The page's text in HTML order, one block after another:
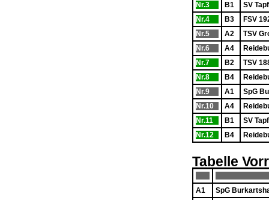
Nr.3
B1
SV
Nr.4
B3
FSV
Nr.5
A2
TSV
Nr.6
A4
Nr.7
B2
TSV
Nr.8
B4
Nr.9
A1
SpG
Nr.10
A4
Nr.11
B1
SV
Nr.12
B4
Tabelle
A1
SpG